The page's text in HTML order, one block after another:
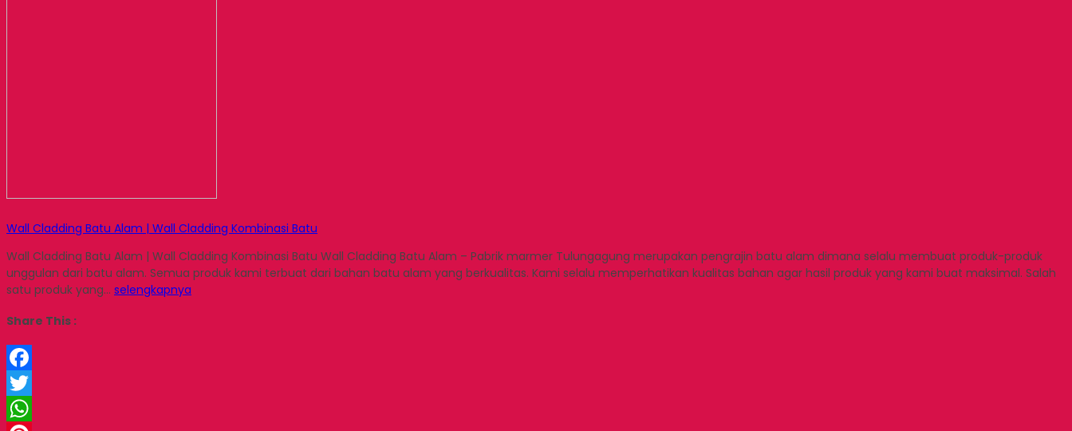
Wall Cladding Batu Alam | Wall Cladding Kombinasi Batu
Wall Cladding Batu Alam | Wall Cladding Kombinasi Batu Wall Cladding Batu Alam – Pabrik marmer Tulungagung merupakan pengrajin batu alam dimana selalu membuat produk-produk
unggulan dari batu alam. Semua produk kami terbuat dari bahan batu alam yang berkualitas. Kami selalu memperhatikan kualitas bahan agar hasil produk yang kami buat maksimal. Salah
satu produk yang… selengkapnya
Share This :
Facebook
Twitter